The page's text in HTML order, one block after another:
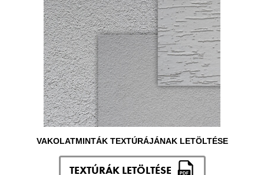
VAKOLATMINTÁK TEXTÚRÁJÁNAK LETÖLTÉSE
TEXTÚRÁK LETÖLTÉSE